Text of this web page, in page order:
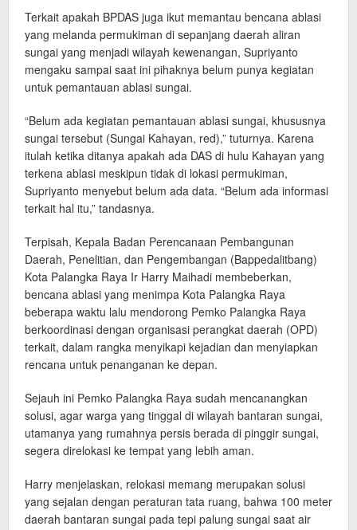
Terkait apakah BPDAS juga ikut memantau bencana ablasi
yang melanda permukiman di sepanjang daerah aliran
sungai yang menjadi wilayah kewenangan, Supriyanto
mengaku sampai saat ini pihaknya belum punya kegiatan
untuk pemantauan ablasi sungai.
“Belum ada kegiatan pemantauan ablasi sungai, khususnya
sungai tersebut (Sungai Kahayan, red),” tuturnya. Karena
itulah ketika ditanya apakah ada DAS di hulu Kahayan yang
terkena ablasi meskipun tidak di lokasi permukiman,
Supriyanto menyebut belum ada data. “Belum ada informasi
terkait hal itu,” tandasnya.
Terpisah, Kepala Badan Perencanaan Pembangunan
Daerah, Penelitian, dan Pengembangan (Bappedalitbang)
Kota Palangka Raya Ir Harry Maihadi membeberkan,
bencana ablasi yang menimpa Kota Palangka Raya
beberapa waktu lalu mendorong Pemko Palangka Raya
berkoordinasi dengan organisasi perangkat daerah (OPD)
terkait, dalam rangka menyikapi kejadian dan menyiapkan
rencana untuk penanganan ke depan.
Sejauh ini Pemko Palangka Raya sudah mencanangkan
solusi, agar warga yang tinggal di wilayah bantaran sungai,
utamanya yang rumahnya persis berada di pinggir sungai,
segera direlokasi ke tempat yang lebih aman.
Harry menjelaskan, relokasi memang merupakan solusi
yang sejalan dengan peraturan tata ruang, bahwa 100 meter
daerah bantaran sungai pada tepi palung sungai saat air